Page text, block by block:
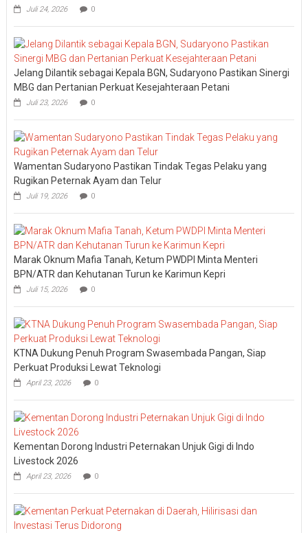
Juli 24, 2026 0
Jelang Dilantik sebagai Kepala BGN, Sudaryono Pastikan Sinergi
MBG dan Pertanian Perkuat Kesejahteraan Petani
Juli 23, 2026 0
Wamentan Sudaryono Pastikan Tindak Tegas Pelaku yang
Rugikan Peternak Ayam dan Telur
Juli 19, 2026 0
Marak Oknum Mafia Tanah, Ketum PWDPI Minta Menteri
BPN/ATR dan Kehutanan Turun ke Karimun Kepri
Juli 15, 2026 0
KTNA Dukung Penuh Program Swasembada Pangan, Siap
Perkuat Produksi Lewat Teknologi
April 23, 2026 0
Kementan Dorong Industri Peternakan Unjuk Gigi di Indo
Livestock 2026
April 23, 2026 0